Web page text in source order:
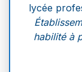
lycée
habilité à